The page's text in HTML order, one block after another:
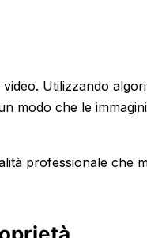
Utilizzando
modo che le
professionale che